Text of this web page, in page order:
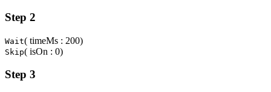
Step 2
Wait( timeMs : 200)
Skip( isOn : 0)
Step 3